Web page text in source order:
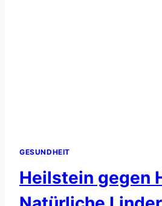
GESUNDHEIT
Heilstein gegen